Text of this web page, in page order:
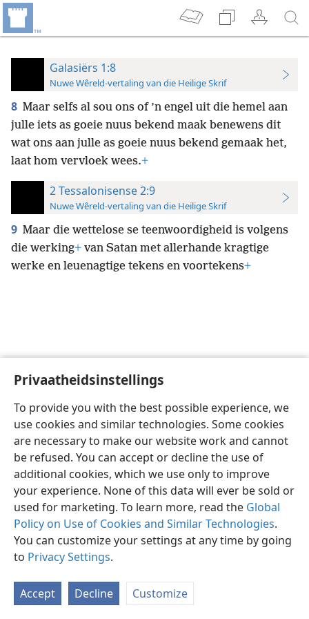
Privaatheidsinstellings
To provide you with the best possible experience, we
use cookies and similar technologies. Some cookies
are necessary to make our website work and cannot
be refused. You can accept or decline the use of
additional cookies, which we use only to improve
your experience. None of this data will ever be sold or
used for marketing. To learn more, read the Global
Policy on Use of Cookies and Similar Technologies.
You can customize your settings at any time by going
to Privacy Settings.
Accept Decline Customize
Galasiërs 1:8
Nuwe Wêreld-vertaling van die Heilige Skrif
8 Maar selfs al sou ons of ’n engel uit die hemel aan
julle iets as goeie nuus bekend maak benewens dit
wat ons aan julle as goeie nuus bekend gemaak het,
laat hom vervloek wees.+
2 Tessalonisense 2:9
Nuwe Wêreld-vertaling van die Heilige Skrif
9 Maar die wettelose se teenwoordigheid is volgens
die werking+ van Satan met allerhande kragtige
werke en leuenagtige tekens en voortekens+
Afrikaans Voorkeure
Copyright© 2026 Watch Tower Bible and Tract Society of Pennsylvania
Privaatheidsbeleid
JW.ORG
Meld aan